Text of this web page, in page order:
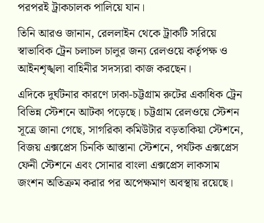
পরপরই ট্রাকচালক পালিয়ে যান।
তিনি আরও জানান, রেললাইন থেকে ট্রাকটি সরিয়ে
স্বাভাবিক ট্রেন চলাচল চালুর জন্য রেলওয়ে কর্তৃপক্ষ ও
আইনশৃঙ্খলা বাহিনীর সদস্যরা কাজ করছেন।
এদিকে দুর্ঘটনার কারণে ঢাকা-চট্টগ্রাম রুটের একাধিক ট্রেন
বিভিন্ন স্টেশনে আটকা পড়েছে। চট্টগ্রাম রেলওয়ে স্টেশন
সূত্রে জানা গেছে, সাগরিকা কমিউটার বড়তাকিয়া স্টেশনে,
বিজয় এক্সপ্রেস চিনকি আস্তানা স্টেশনে, পর্যটক এক্সপ্রেস
ফেনী স্টেশনে এবং সোনার বাংলা এক্সপ্রেস লাকসাম
জংশন অতিক্রম করার পর অপেক্ষমাণ অবস্থায় রয়েছে।